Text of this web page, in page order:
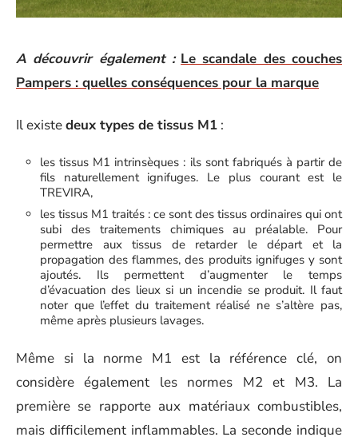
A découvrir également : Le scandale des couches
Pampers : quelles conséquences pour la marque
Il existedeux types de tissus M1 :
les tissus M1 intrinsèques : ils sont fabriqués à partir de
fils naturellement ignifuges. Le plus courant est le
TREVIRA,
les tissus M1 traités : ce sont des tissus ordinaires qui ont
subi des traitements chimiques au préalable. Pour
permettre aux tissus de retarder le départ et la
propagation des flammes, des produits ignifuges y sont
ajoutés. Ils permettent d’augmenter le temps
d’évacuation des lieux si un incendie se produit. Il faut
noter que l’effet du traitement réalisé ne s’altère pas,
même après plusieurs lavages.
Même si la norme M1 est la référence clé, on
considère également les normes M2 et M3. La
première se rapporte aux matériaux combustibles,
mais difficilement inflammables. La seconde indique